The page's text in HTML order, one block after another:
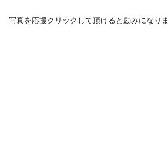
写真を応援クリックして頂けると励みになりま